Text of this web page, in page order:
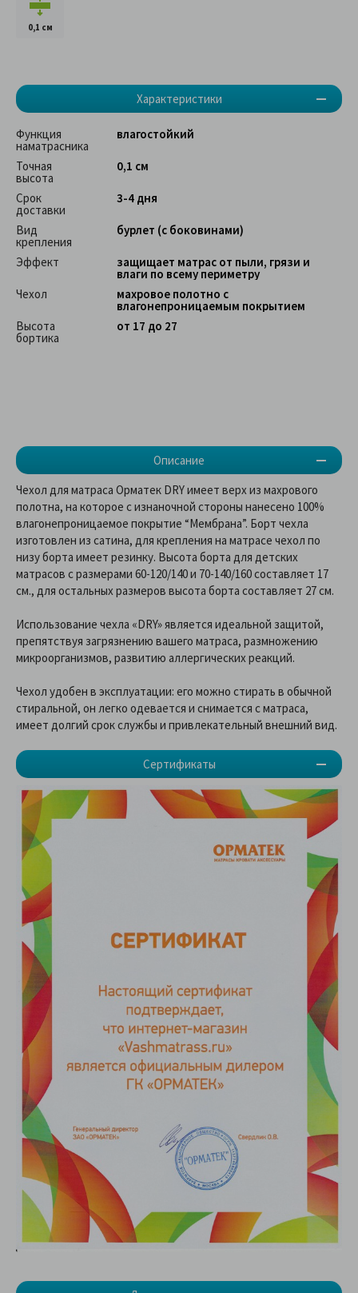
0,1 см
Характеристики
Описание
Сертификаты
Функция
наматрасника
влагостойкий
Точная
высота
0,1 см
Срок
доставки
3-4 дня
Вид
крепления
бурлет (с боковинами)
Эффект защищает матрас от пыли, грязи и
влаги по всему периметру
Чехол
махровое полотно с
влагонепроницаемым покрытием
Высота
бортика
от 17 до 27
Чехол для матраса Орматек DRY имеет верх из махрового
полотна, на которое с изнаночной стороны нанесено 100%
влагонепроницаемое покрытие “Мембрана”. Борт чехла
изготовлен из сатина, для крепления на матрасе чехол по
низу борта имеет резинку. Высота борта для детских
матрасов с размерами 60-120/140 и 70-140/160 составляет 17
см., для остальных размеров высота борта составляет 27 см.
Использование чехла «DRY» является идеальной защитой,
препятствуя загрязнению вашего матраса, размножению
микроорганизмов, развитию аллергических реакций.
Чехол удобен в эксплуатации: его можно стирать в обычной
стиральной, он легко одевается и снимается с матраса,
имеет долгий срок службы и привлекательный внешний вид.